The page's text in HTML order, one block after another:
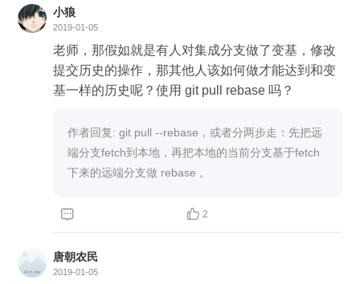
小狼
2019-01-05
老师，那假如就是有人对集成分支做了变基，修改
提交历史的操作，那其他人该如何做才能达到和变
基一样的历史呢？使用 git pull rebase 吗？
作者回复: git pull --rebase，或者分两步走：先把远
端分支fetch到本地，再把本地的当前分支基于fetch
下来的远端分支做 rebase 。
  2
唐朝农民
2019-01-05